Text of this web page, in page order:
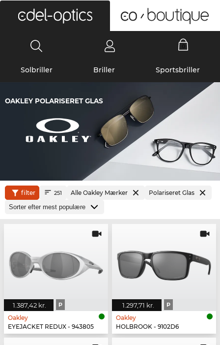
Solbriller Briller Sportsbriller
OAKLEY POLARISERET GLAS
filter 251 Alle Oakley Mærker Polariseret Glas
1.387,42 kr. P
Oakley
EYEJACKET REDUX - 943805
1.297,71 kr. P
Oakley
HOLBROOK - 9102D6